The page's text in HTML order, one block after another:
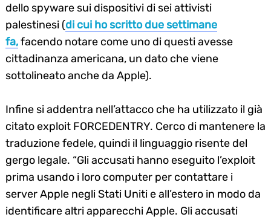
dello spyware sui dispositivi di sei attivisti
palestinesi (di cui ho scritto due settimane
fa,facendo notare come uno di questi avesse
cittadinanza americana, un dato che viene
sottolineato anche da Apple).
Infine si addentra nell’attacco che ha utilizzato il già
citato exploit FORCEDENTRY. Cerco di mantenere la
traduzione fedele, quindi il linguaggio risente del
gergo legale. “Gli accusati hanno eseguito l’exploit
prima usando i loro computer per contattare i
server Apple negli Stati Uniti e all’estero in modo da
identificare altri apparecchi Apple. Gli accusati